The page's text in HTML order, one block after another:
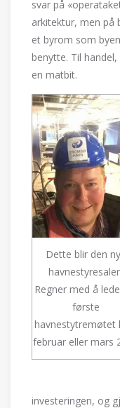
svar på
arkitektur, men på
et byrom som
benytte. Til
en matbit.
Dette blir den
Regner med å
første
havnestytremøtet
februar eller mars
investeringen, og